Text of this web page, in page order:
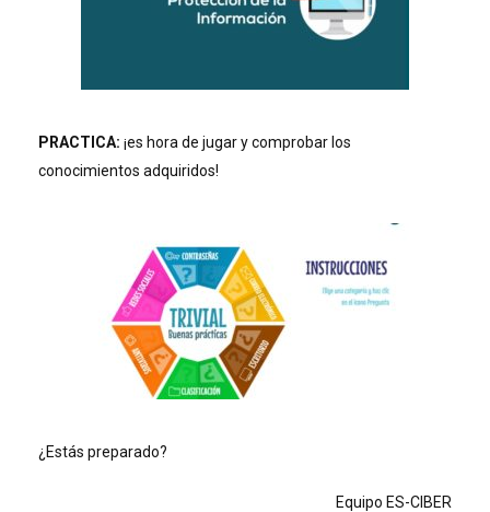
PRACTICA: ¡es hora de jugar y comprobar los
conocimientos adquiridos!
¿Estás preparado?
Equipo ES-CIBER